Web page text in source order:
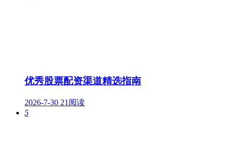
优秀股票配资渠道精选指南
2026-7-30 21阅读
5